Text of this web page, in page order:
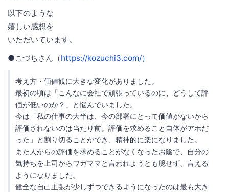
以下のような
嬉しい感想を
いただいています。
●こづちさん（https://kozuchi3.com/）
考え方・価値観に大きな変化がありました。
最初の頃は「こんなに会社で頑張っているのに、どうして評
価が低いのか？」と悩んでいました。
今は「私の仕事の大半は、今の部署にとって価値がないから
評価されないのは当たり前。評価を求めること自体がアホだ
った」と割り切ることができ、精神的に楽になりました。
また人からの評価を求めることがなくなったお陰で、自分の
気持ちを上司からワガママと言われようとも臆せず、言える
ようになりました。
健全な自己主張が少しずつできるようになったのは最も大き